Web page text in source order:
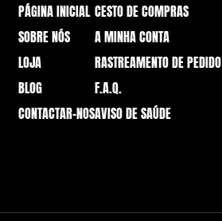
PÁGINA INICIAL
SOBRE NÓS
LOJA
BLOG
CONTACTAR-NOS
CESTO DE COMPRAS
A MINHA CONTA
RASTREAMENTO DE PEDIDO
F.A.Q.
AVISO DE SAÚDE